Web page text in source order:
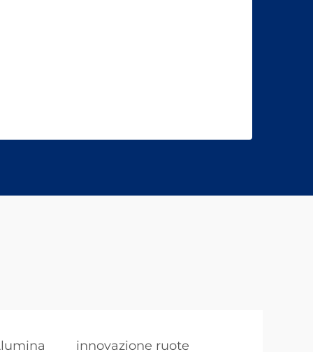
innovazione ruote